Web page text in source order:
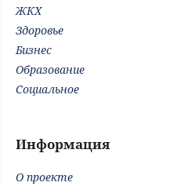
ЖКХ
Здоровье
Бизнес
Образование
Социальное
Информация
О проекте